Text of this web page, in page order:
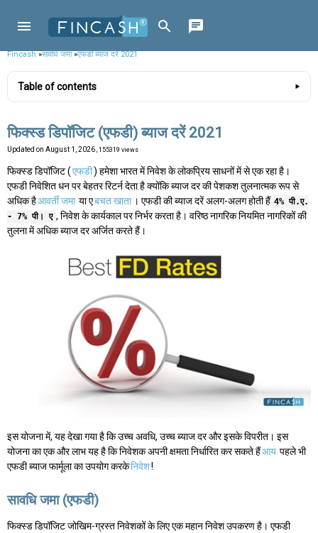
Fincash»सावधि जमा»एफडी ब्याज दरें 2021
Table of contents
फिक्स्ड डिपॉजिट (एफडी) ब्याज दरें 2021
Updated on August 1, 2026 , 155319 views
फिक्स्ड डिपॉजिट (एफडी) हमेशा भारत में निवेश के लोकप्रिय साधनों में से एक रहा है।
एफडी निवेशित धन पर बेहतर रिटर्न देता है क्योंकि ब्याज दर की पेशकश तुलनात्मक रूप से
अधिक हैआवर्ती जमा या एबचत खाता । एफडी की ब्याज दरें अलग-अलग होती हैं 4% पी.ए.
- 7% पी। ए , निवेश के कार्यकाल पर निर्भर करता है। वरिष्ठ नागरिक नियमित नागरिकों की
तुलना में अधिक ब्याज दर अर्जित करते हैं।
इस योजना में, यह देखा गया है कि उच्च अवधि, उच्च ब्याज दर और इसके विपरीत। इस
योजना का एक और लाभ यह है कि निवेशक अपनी क्षमता निर्धारित कर सकते हैंआय पहले भी
एफडी ब्याज फार्मूला का उपयोग करकेनिवेश!
सावधि जमा (एफडी)
फिक्स्ड डिपॉजिट जोखिम-ग्रस्त निवेशकों के लिए एक महान निवेश उपकरण है। एफडी